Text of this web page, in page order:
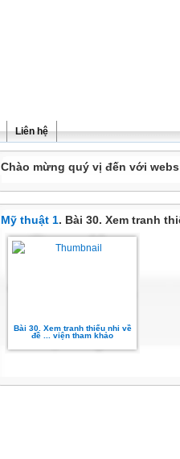
Liên hệ
Chào mừng quý vị đến với
Mỹ thuật 1. Bài 30. Xem tranh
Bài 30. Xem tranh thiếu nhi về
đề ... viện tham khảo